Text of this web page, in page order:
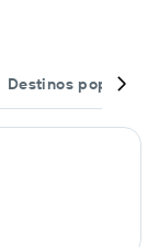
Destinos populares